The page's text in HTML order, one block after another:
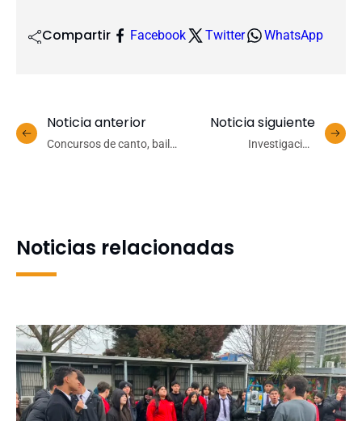
Compartir Facebook Twitter WhatsApp
Noticia anterior
Concursos de canto, baile
Noticia siguiente
Investigación
Noticias relacionadas